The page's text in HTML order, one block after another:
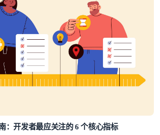
：开发者最应关注的 6 个核心指标